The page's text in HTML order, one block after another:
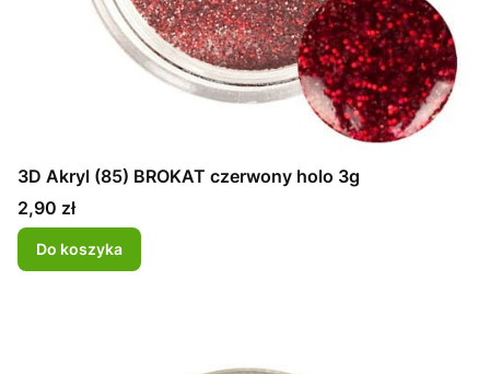
3D Akryl (85) BROKAT czerwony holo 3g
Cena
2,90 zł
Do koszyka